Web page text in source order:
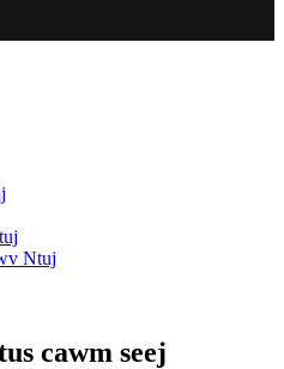
Ntuj
cawm seej